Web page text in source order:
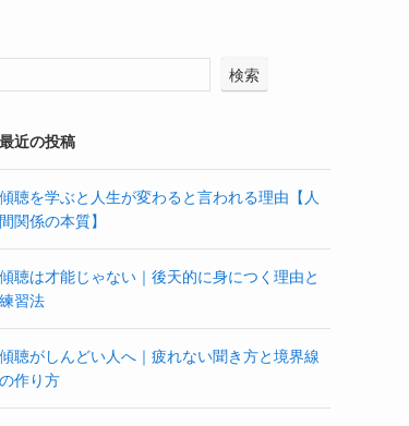
検索
最近の投稿
傾聴を学ぶと人生が変わると言われる理由【人
間関係の本質】
傾聴は才能じゃない｜後天的に身につく理由と
練習法
傾聴がしんどい人へ｜疲れない聞き方と境界線
の作り方